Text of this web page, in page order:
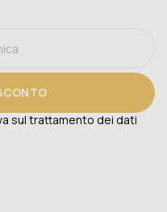
sul trattamento dei dati